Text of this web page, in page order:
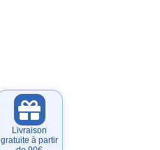
Livraison
gratuite à partir